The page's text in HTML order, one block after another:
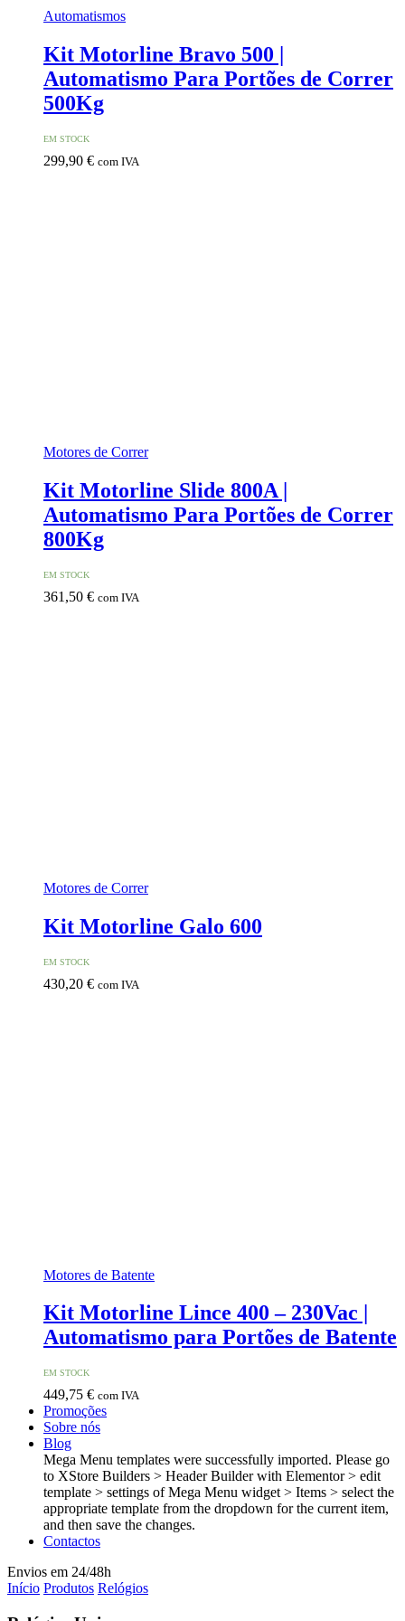
Automatismos
Kit Motorline Bravo 500 |
Automatismo Para Portões de Correr
500Kg
EM STOCK
299,90 € com IVA
Motores de Correr
Kit Motorline Slide 800A |
Automatismo Para Portões de Correr
800Kg
EM STOCK
361,50 € com IVA
Motores de Correr
Kit Motorline Galo 600
EM STOCK
430,20 € com IVA
Motores de Batente
Kit Motorline Lince 400 – 230Vac |
Automatismo para Portões de Batente
EM STOCK
449,75 € com IVA
Promoções
Sobre nós
Blog
Mega Menu templates were successfully imported. Please go
to XStore Builders > Header Builder with Elementor > edit
template > settings of Mega Menu widget > Items > select the
appropriate template from the dropdown for the current item,
and then save the changes.
Contactos
Envios em 24/48h
Início Produtos Relógios